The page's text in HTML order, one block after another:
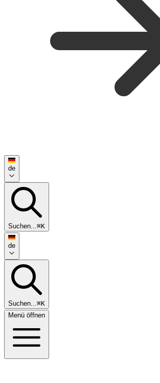
de
Suchen...⌘K
de
Suchen...⌘K
Menü öffnen